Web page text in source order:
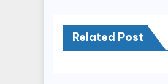
Related Post